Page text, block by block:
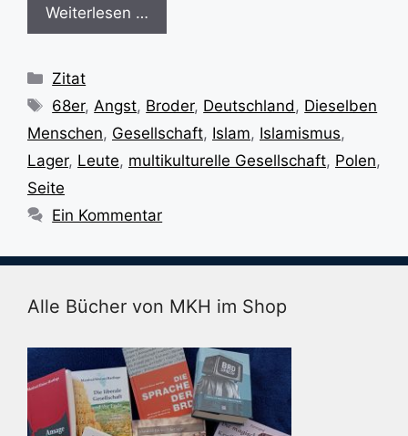
Weiterlesen …
Kategorien
Zitat
Schlagwörter
68er,Angst, Broder, Deutschland, Dieselben
Menschen, Gesellschaft, Islam, Islamismus,
Lager, Leute, multikulturelle Gesellschaft, Polen,
Seite
Ein Kommentar
Alle Bücher von MKH im Shop